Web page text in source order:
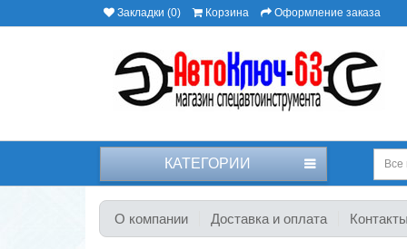
Закладки (0) Корзина Оформление заказа
КАТЕГОРИИ Все
О компании Доставка и оплата